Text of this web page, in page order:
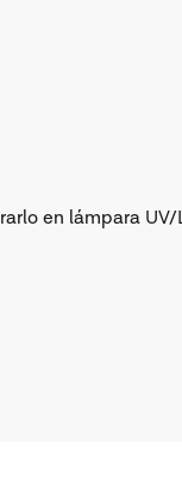
en lámpara UV/